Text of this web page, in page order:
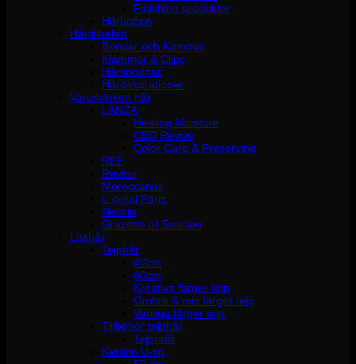
Finishing produkter
Hårbotten
Hårtillbehör
Borstar och Kammar
Klämmor & Clips
Hårsnoddar
Hårdekorationer
Varumärken hår
LANZA
Healing Moisture
CBD Revive
Color Care & Preserving
REF
Revlon
Moroccanoil
L´oréal Paris
Neccin
Grazette of Sweden
Löshår
Tejphår
40cm
60cm
Kreativa färger tejp
Ombre & mix färger tejp
Vanliga färger tejp
Tillbehör tejphår
Tejprefill
Keratin U-tip